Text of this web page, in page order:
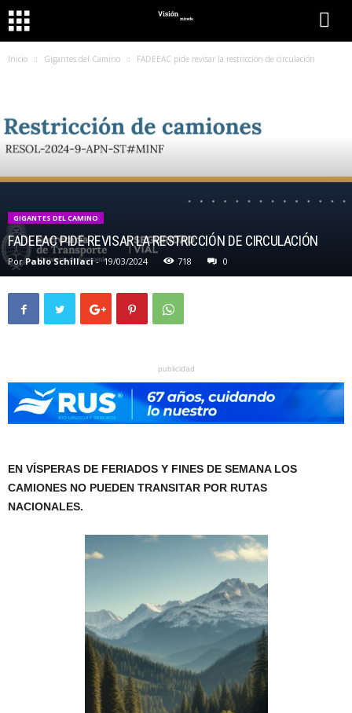
Inicio Gigantes del Camino FADEEAC pide revisar la restricción de circulación
GIGANTES DEL CAMINO
FADEEAC PIDE REVISAR LA RESTRICCIÓN DE CIRCULACIÓN
Por Pablo Schillaci- 19/03/2024 718 0
publicidad
EN VÍSPERAS DE FERIADOS Y FINES DE SEMANA LOS
CAMIONES NO PUEDEN TRANSITAR POR RUTAS
NACIONALES.